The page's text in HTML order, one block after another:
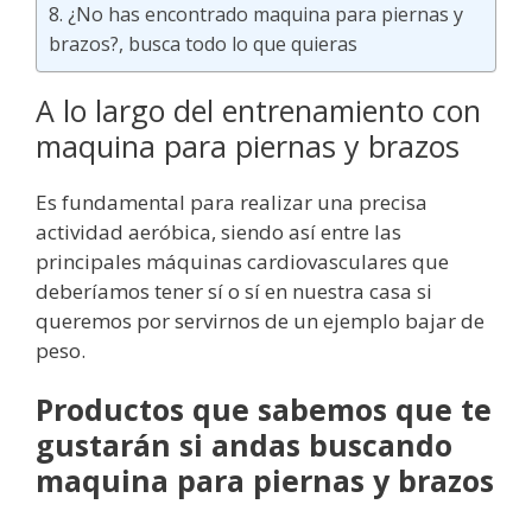
¿No has encontrado maquina para piernas y
brazos?, busca todo lo que quieras
A lo largo del entrenamiento con
maquina para piernas y brazos
Es fundamental para realizar una precisa
actividad aeróbica, siendo así entre las
principales máquinas cardiovasculares que
deberíamos tener sí o sí en nuestra casa si
queremos por servirnos de un ejemplo bajar de
peso.
Productos que sabemos que te
gustarán si andas buscando
maquina para piernas y brazos